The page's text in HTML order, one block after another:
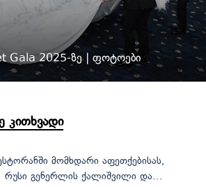
Gala 2025-ზე | ფოტოები
კითხვადი
მომხდარი აფეთქებისას,
რუსი გენერლის ქალიშვილი და...